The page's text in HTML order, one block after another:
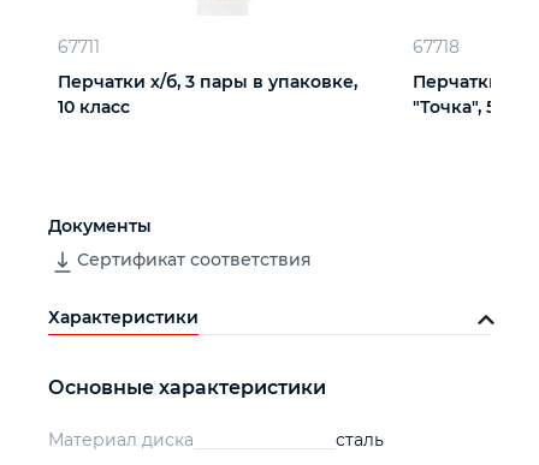
67711
Перчатки х/б, 3 пары в упаковке,
10 класс
67718
Перчатки х/
"Точка", 5
Документы
Сертификат соответствия
Характеристики
Основные характеристики
Материал диска
сталь